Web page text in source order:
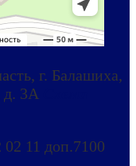
г. Балашиха,
д. 3А
02 11 доп.7100